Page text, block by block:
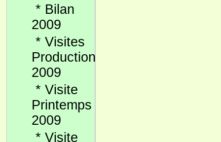
* Bilan
2009
* Visites
Production
2009
* Visite
Printemps
2009
* Visite